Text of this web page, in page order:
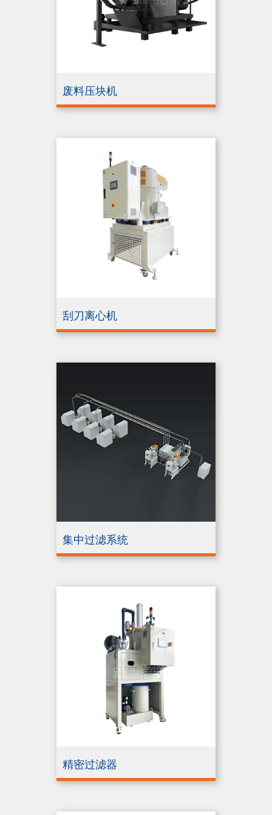
废料压块机
刮刀离心机
集中过滤系统
精密过滤器